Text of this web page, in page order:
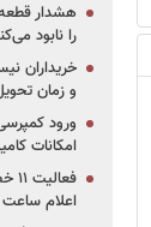
هشدار
را نابود
خریداران
و زمان
ورود
امکانات
اعلام ساعت